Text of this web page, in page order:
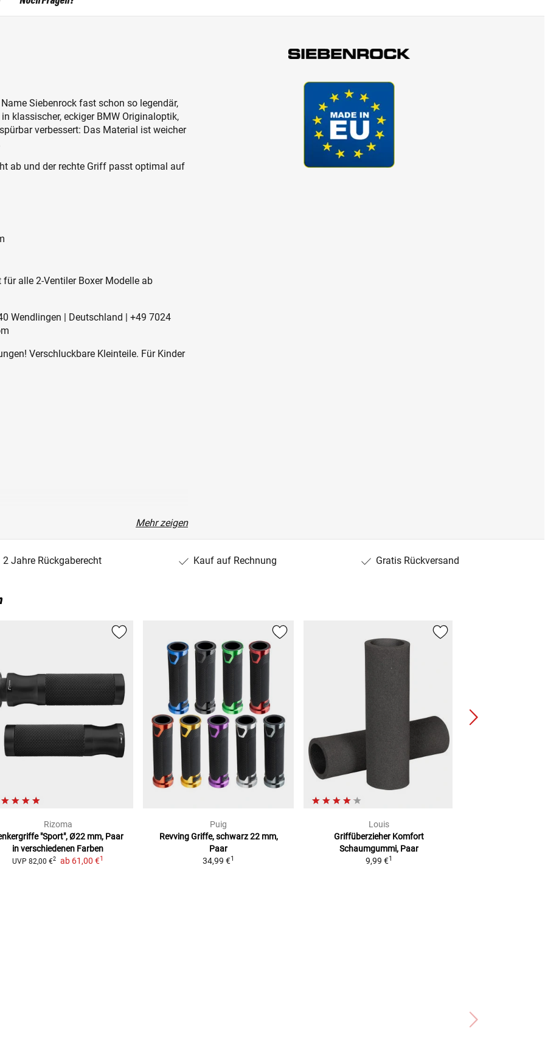
Siebenrock fast schon so legendär,
klassischer, eckiger BMW Originaloptik,
verbessert: Das Material ist weicher
ab und der rechte Griff passt optimal auf
alle 2-Ventiler Boxer Modelle ab
Wendlingen | Deutschland | +49 7024
Verschluckbare Kleinteile. Für Kinder
Mehr zeigen
2 Jahre Rückgaberecht Kauf auf Rechnung Gratis Rückversand
Rizoma
"Sport", Ø22 mm, Paar
in verschiedenen Farben
UVP 82,00 €2 ab 61,00 €1
Puig
Revving Griffe, schwarz 22 mm,
Paar
34,99 €1
Louis
Griffüberzieher Komfort
Schaumgummi, Paar
9,99 €1